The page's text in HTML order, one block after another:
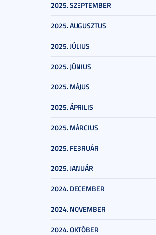
2025. SZEPTEMBER
2025. AUGUSZTUS
2025. JÚLIUS
2025. JÚNIUS
2025. MÁJUS
2025. ÁPRILIS
2025. MÁRCIUS
2025. FEBRUÁR
2025. JANUÁR
2024. DECEMBER
2024. NOVEMBER
2024. OKTÓBER